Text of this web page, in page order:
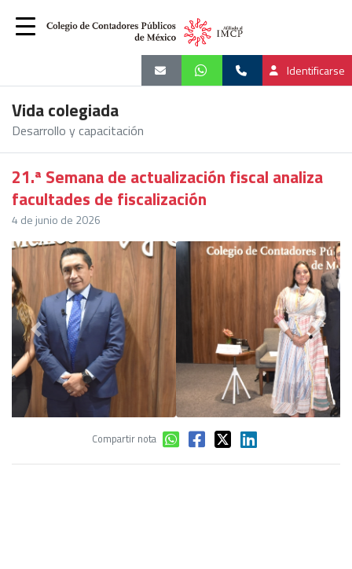
Identificarse
Vida colegiada
Desarrollo y capacitación
21.ª Semana de actualización fiscal analiza
facultades de fiscalización
4 de junio de 2026
Previous Next
Compartir nota